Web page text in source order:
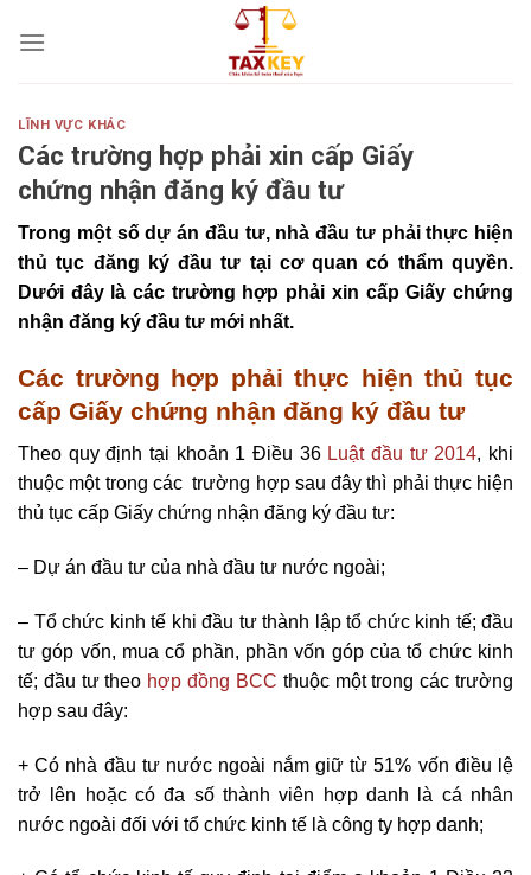
LĨNH VỰC KHÁC
Các trường hợp phải xin cấp Giấy
chứng nhận đăng ký đầu tư
Trong một số dự án đầu tư, nhà đầu tư phải thực hiện
thủ tục đăng ký đầu tư tại cơ quan có thẩm quyền.
Dưới đây là các trường hợp phải xin cấp Giấy chứng
nhận đăng ký đầu tư mới nhất.
Các trường hợp phải thực hiện thủ tục
cấp Giấy chứng nhận đăng ký đầu tư
Theo quy định tại khoản 1 Điều 36 Luật đầu tư 2014, khi
thuộc một trong các trường hợp sau đây thì phải thực hiện
thủ tục cấp Giấy chứng nhận đăng ký đầu tư:
– Dự án đầu tư của nhà đầu tư nước ngoài;
– Tổ chức kinh tế khi đầu tư thành lập tổ chức kinh tế; đầu
tư góp vốn, mua cổ phần, phần vốn góp của tổ chức kinh
tế; đầu tư theo hợp đồng BCC thuộc một trong các trường
hợp sau đây:
+ Có nhà đầu tư nước ngoài nắm giữ từ 51% vốn điều lệ
trở lên hoặc có đa số thành viên hợp danh là cá nhân
nước ngoài đối với tổ chức kinh tế là công ty hợp danh;